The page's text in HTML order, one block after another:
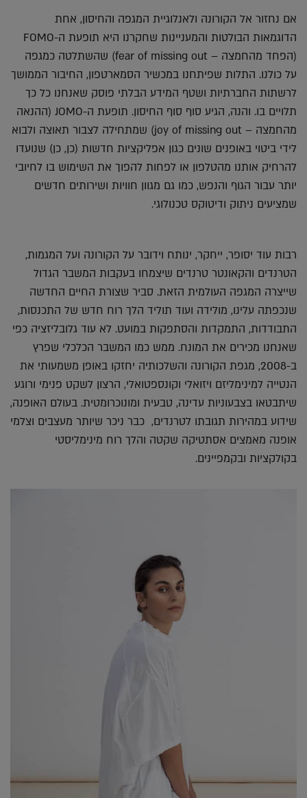
אם נחזור אל הקורונה ולאנלוגיית המגפה והחיסון, אחת
הדוגמאות הבולטות והמעניינות שחקרנו היא תופעת ה-FOMO
(הפחד מהחמצה – fear of missing out) שהשתלטה כמגפה
על כולנו. התלות שפיתחנו במכשיר הסמארטפון, החיבור הממושך
לרשתות החברתיות ושטף המידע הבלתי פוסק שאנחנו כל כך
תלויים בו. והנה, הגיע סוף סוף החיסון. תופעת ה-JOMO (ההנאה
מהחמצה – joy of missing out) שמתחילה לצבור תאוצה ולבוא
לידי ביטוי באופנים שונים כגון אפליקציות חדשות (כן, כן) שנועדו
להרחיק אותנו מהטלפון או לפחות להפוך את השימוש בו לחיובי
יותר עבור הגוף והנפש, כמו גם מגוון חוויות ושירותים חדשים
שמציעים ניתוק ודיטוקס טכנולוגי.
רבות עוד יסופר, ייחקר, ינותח וידובר על הקורונה ועל המגמות,
הטרנדים והקאונטר טרנדים שיצמחו בעקבות המשבר הגדול
שייצרה המגפה העולמית הזאת. סביר שצורת החיים החדשה
שנכפתה עלינו, מולידה ועוד תוליד הלך רוח חדש של התכנסות,
התבודדות, התמקדות והסתפקות במועט. לא עוד גלובליזציה כפי
שאנחנו מכירים את המונח. ממש כמו המשבר הכלכלי שפרץ
ב-2008, מגפת הקורונה והשלכותיה יחזקו באופן משמעותי את
הנטייה למינימליזם ויזואלי וקונספטואלי, הרצון לשקט פנימי ורוגע
שיתבטאו בצבעוניות עדינה, טבעית ומונוכרומטית. בעולם האופנה,
שידוע במהירות תגובתו לטרנדים, כבר ניכר שיותר מעצבים וצלמי
אופנה מאמצים אסתטיקה שקטה והלך רוח מינימליסטי
בקולקציות ובקמפיינים.